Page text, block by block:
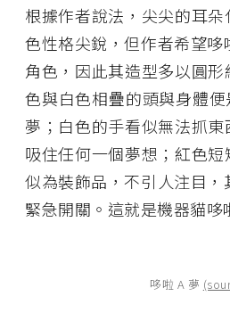
根據作者說法，尖尖的耳
色性格尖銳，但作者希望哆
角色，因此其造型多以圓
色與白色相疊的頭與身體
夢；白色的手看似無法抓
吸住任何一個夢想；紅色
似為裝飾品，不引人注目，
緊急開關。這就是機器貓哆
哆啦 A 夢